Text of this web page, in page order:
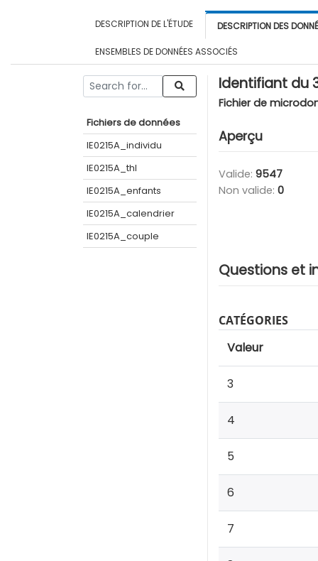
DESCRIPTION DE L'ÉTUDE DESCRIPTION DES
ENSEMBLES DE DONNÉES ASSOCIÉS
Fichiers de données
IE0215A_individu
IE0215A_thl
IE0215A_enfants
IE0215A_calendrier
IE0215A_couple
Identifiant du
Fichier de
Aperçu
Valide: 9547
Non valide: 0
Questions et
CATÉGORIES
Valeur
3
4
5
6
7